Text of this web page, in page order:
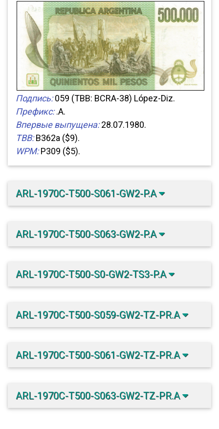
Подпись:059 (TBB: BCRA-38) López-Diz.
Префикс:.A.
Впервые выпущена:28.07.1980.
TBB:B362a ($9).
WPM:P309 ($5).
ARL-1970C-T500-S061-GW2-P.A
ARL-1970C-T500-S063-GW2-P.A
ARL-1970C-T500-S0-GW2-TS3-P.A
ARL-1970C-T500-S059-GW2-TZ-PR.A
ARL-1970C-T500-S061-GW2-TZ-PR.A
ARL-1970C-T500-S063-GW2-TZ-PR.A